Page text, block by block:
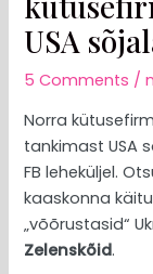
USA
5 Comments /
Norra
tankimast USA
FB leheküljel.
kaaskonna
„võõrustasid“
Zelenskõid.